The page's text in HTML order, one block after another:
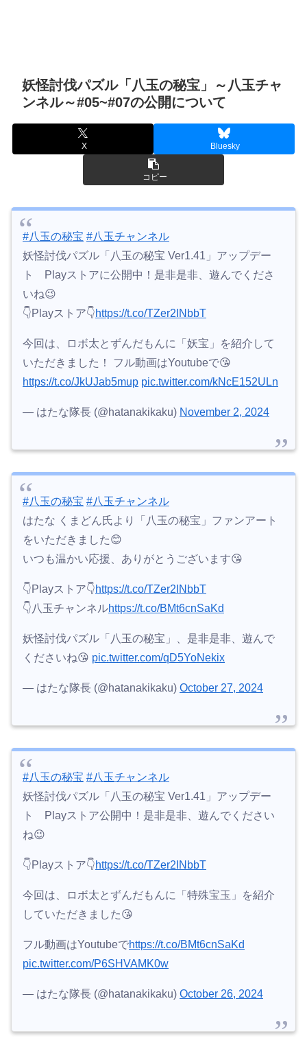
妖怪討伐パズル「八玉の秘宝」～八玉チャ
ンネル～#05~#07の公開について
X Bluesky
コピー
#八玉の秘宝 #八玉チャンネル
妖怪討伐パズル「八玉の秘宝 Ver1.41」アップデー
ト Playストアに公開中！是非是非、遊んでくださ
いね😉
👇Playストア👇https://t.co/TZer2INbbT
今回は、ロボ太とずんだもんに「妖宝」を紹介して
いただきました！ フル動画はYoutubeで😘
https://t.co/JkUJab5mup pic.twitter.com/kNcE152ULn
— はたな隊長 (@hatanakikaku) November 2, 2024
#八玉の秘宝 #八玉チャンネル
はたな くまどん氏より「八玉の秘宝」ファンアート
をいただきました😊
いつも温かい応援、ありがとうございます😘
👇Playストア👇https://t.co/TZer2INbbT
👇八玉チャンネルhttps://t.co/BMt6cnSaKd
妖怪討伐パズル「八玉の秘宝」、是非是非、遊んで
くださいね😘 pic.twitter.com/qD5YoNekix
— はたな隊長 (@hatanakikaku) October 27, 2024
#八玉の秘宝 #八玉チャンネル
妖怪討伐パズル「八玉の秘宝 Ver1.41」アップデー
ト Playストア公開中！是非是非、遊んでください
ね😉
👇Playストア👇https://t.co/TZer2INbbT
今回は、ロボ太とずんだもんに「特殊宝玉」を紹介
していただきました😘
フル動画はYoutubeでhttps://t.co/BMt6cnSaKd
pic.twitter.com/P6SHVAMK0w
— はたな隊長 (@hatanakikaku) October 26, 2024